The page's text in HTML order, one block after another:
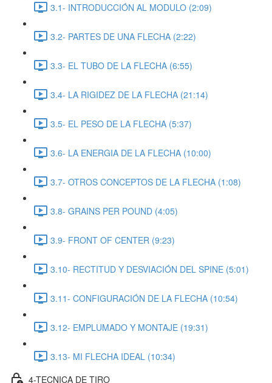
3.1- INTRODUCCIÓN AL MODULO (2:09)
3.2- PARTES DE UNA FLECHA (2:22)
3.3- EL TUBO DE LA FLECHA (6:55)
3.4- LA RIGIDEZ DE LA FLECHA (21:14)
3.5- EL PESO DE LA FLECHA (5:37)
3.6- LA ENERGIA DE LA FLECHA (10:00)
3.7- OTROS CONCEPTOS DE LA FLECHA (1:08)
3.8- GRAINS PER POUND (4:05)
3.9- FRONT OF CENTER (9:23)
3.10- RECTITUD Y DESVIACIÓN DEL SPINE (5:01)
3.11- CONFIGURACIÓN DE LA FLECHA (10:54)
3.12- EMPLUMADO Y MONTAJE (19:31)
3.13- MI FLECHA IDEAL (10:34)
4-TECNICA DE TIRO